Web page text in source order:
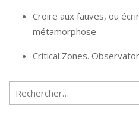
Croire aux fauves, ou
métamorphose
Critical Zones.